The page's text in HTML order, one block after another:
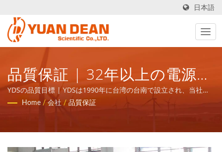
日本語
品質保証 | 32年以上の電源供
給および磁気部品メーカー |
YUAN DEAN SCIENTIFIC CO.,
LTD.
YDSの品質目標 | YDSは1990年に台湾の台南で設立され、当社の
工場であるホウマオエレクトロニクスは1995年に中国の厦門で設
Home / 会社 / 品質保証